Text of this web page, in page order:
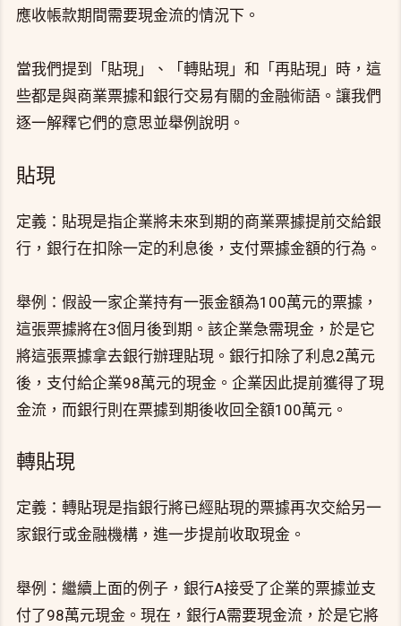
應收帳款期間需要現金流的情況下。
當我們提到「貼現」、「轉貼現」和「再貼現」時，這
些都是與商業票據和銀行交易有關的金融術語。讓我們
逐一解釋它們的意思並舉例說明。
貼現
定義：貼現是指企業將未來到期的商業票據提前交給銀
行，銀行在扣除一定的利息後，支付票據金額的行為。
舉例：假設一家企業持有一張金額為100萬元的票據，
這張票據將在3個月後到期。該企業急需現金，於是它
將這張票據拿去銀行辦理貼現。銀行扣除了利息2萬元
後，支付給企業98萬元的現金。企業因此提前獲得了現
金流，而銀行則在票據到期後收回全額100萬元。
轉貼現
定義：轉貼現是指銀行將已經貼現的票據再次交給另一
家銀行或金融機構，進一步提前收取現金。
舉例：繼續上面的例子，銀行A接受了企業的票據並支
付了98萬元現金。現在，銀行A需要現金流，於是它將